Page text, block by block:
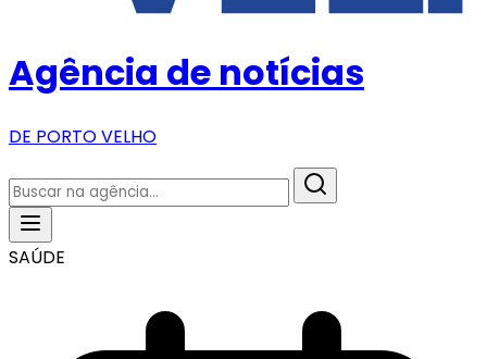
Agência de notícias
DE PORTO VELHO
SAÚDE